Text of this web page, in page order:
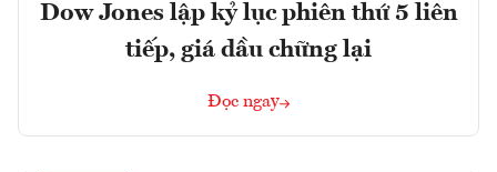
Dow Jones lập kỷ lục phiên thứ 5 liên
tiếp, giá dầu chững lại
Đọc ngay